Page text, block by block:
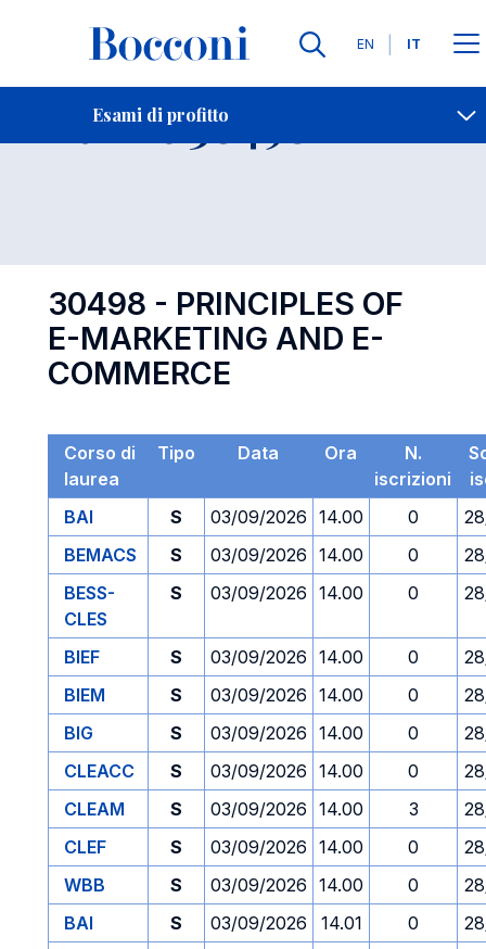
Lingue
EN IT
Esami di profitto
Contatti
Esame 30498 Open
30498 - PRINCIPLES OF
E-MARKETING AND E-
COMMERCE
Corso di
laurea
Tipo Data Ora
N.
iscrizioni
BAI
S 03/09/2026 14.00 0
BEMACS
S 03/09/2026 14.00 0
BESS-
CLES
S 03/09/2026 14.00 0
BIEF S 03/09/2026 14.00 0
BIEM
S 03/09/2026 14.00 0
BIG
S 03/09/2026 14.00 0
CLEACC
S 03/09/2026 14.00 0
CLEAM
S 03/09/2026 14.00 3
CLEF
S 03/09/2026 14.00 0
WBB
S 03/09/2026 14.00 0
BAI
S 03/09/2026 14.01 0